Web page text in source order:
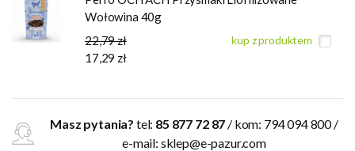
Wołowina 40g
22,79 zł
17,29 zł
kup z produktem
Masz pytania? tel: 85 877 72 87 / kom: 794 094 800 /
e-mail: sklep@e-pazur.com